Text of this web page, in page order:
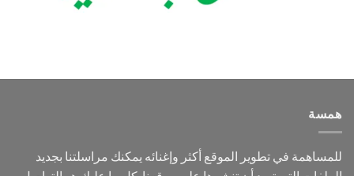
همسة
للمساهمة في تطوير الموقع أكثر وإغنائه يمكنك مراسلتنا بجديد